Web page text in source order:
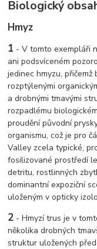
Biologický
Hmyz
1 - V tomto exempláři
ani podsvíceném
jedinec hmyzu,
rozptýlenými
a drobnými tmavými
rozpadlému
proudění původní
organismu, což je pro
Valley zcela typické,
fosilizované prostředí
detritu, rostlinných
dominantní expoziční
uloženým v opticky
2 - Hmyzí trus je v
několika drobných
struktur uložených